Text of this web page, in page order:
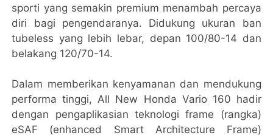
sporti yang semakin premium menambah percaya
diri bagi pengendaranya. Didukung ukuran ban
tubeless yang lebih lebar, depan 100/80-14 dan
belakang 120/70-14.
Dalam memberikan kenyamanan dan mendukung
performa tinggi, All New Honda Vario 160 hadir
dengan pengaplikasian teknologi frame (rangka)
eSAF (enhanced Smart Architecture Frame)